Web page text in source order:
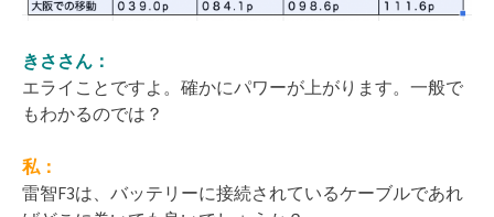
きささん：
エライことですよ。確かにパワーが上がります。一般で
もわかるのでは？
私：
雷智F3は、バッテリーに接続されているケーブルであれ